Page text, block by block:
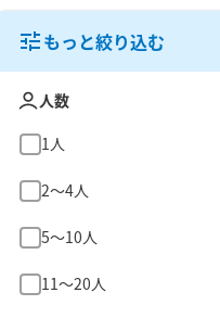
もっと絞り込む
人数
1人
2〜4人
5〜10人
11〜20人